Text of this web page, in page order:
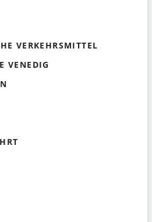
VERKEHRSMITTEL
VENEDIG